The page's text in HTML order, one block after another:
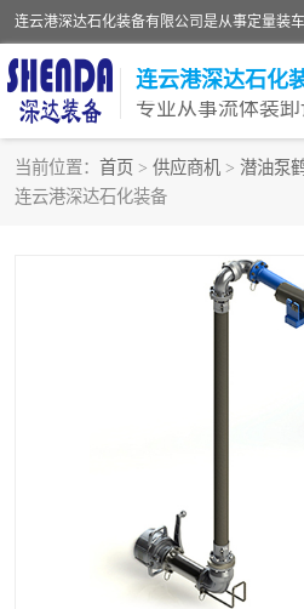
连云港深达石化
当前位置： 首页 > 供应商机 > 潜油泵
连云港深达石化装备
鹤管